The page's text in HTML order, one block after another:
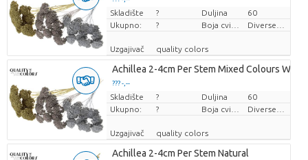
Cijena po komadu
Skladište ? Duljina
60
Ukupno:
?
Uzgajivač quality colors
Achillea 2-4cm Per Stem Mixed Colours
??? -,--
Cijena po komadu
Skladište ? Duljina
60
Ukupno:
?
Uzgajivač quality colors
Achillea 2-4cm Per Stem Natural